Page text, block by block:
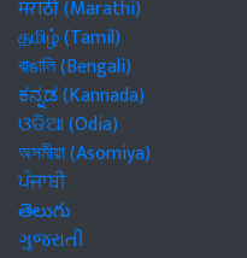
मराठी (Marathi)
தமிழ் (Tamil)
বাঙালি (Bengali)
ಕನ್ನಡ (Kannada)
ଓଡିଆ (Odia)
অসমীয়া (Asomiya)
ਪੰਜਾਬੀ
తెలుగు
ગુજરાતી